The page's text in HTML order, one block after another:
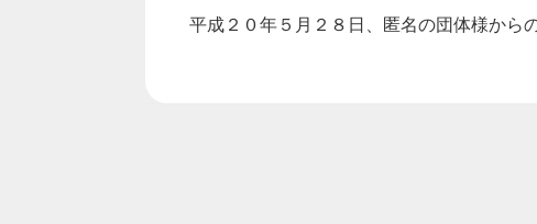
平成２０年５月２８日、匿名の団体様から